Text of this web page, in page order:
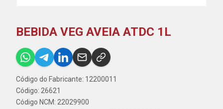
BEBIDA VEG AVEIA ATDC 1L
Código do Fabricante: 12200011
Código: 26621
Código NCM: 22029900